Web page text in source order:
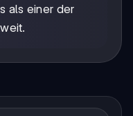
als einer der